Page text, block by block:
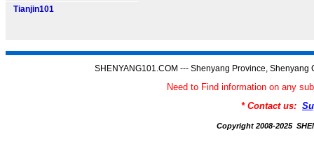
Tianjin101
SHENYANG101.COM --- Shenyang Province,
Need to Find information on any
* Contact us:
Copyright 2008-2025